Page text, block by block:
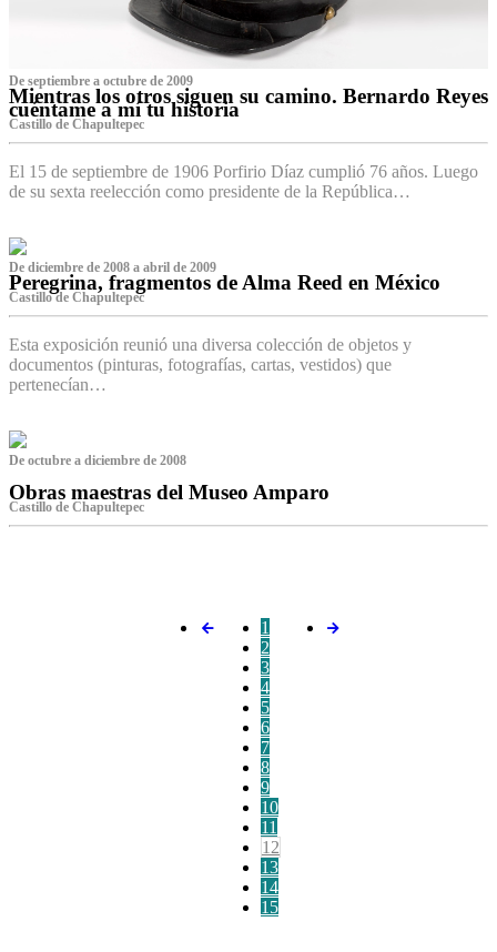
De septiembre a octubre de 2009
Mientras los otros siguen su camino. Bernardo Reyes
cuéntame a mí tu historia
Castillo de Chapultepec
El 15 de septiembre de 1906 Porfirio Díaz cumplió 76 años. Luego
de su sexta reelección como presidente de la República…
De diciembre de 2008 a abril de 2009
Peregrina, fragmentos de Alma Reed en México
Castillo de Chapultepec
Esta exposición reunió una diversa colección de objetos y
documentos (pinturas, fotografías, cartas, vestidos) que
pertenecían…
De octubre a diciembre de 2008
Obras maestras del Museo Amparo
Castillo de Chapultepec
1
2
3
4
5
6
7
8
9
10
11
12
13
14
15